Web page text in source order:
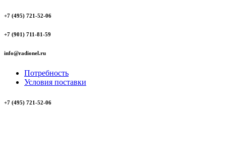
+7 (495) 721-52-06
+7 (901) 711-81-59
info@radionel.ru
Потребность
Условия поставки
+7 (495) 721-52-06